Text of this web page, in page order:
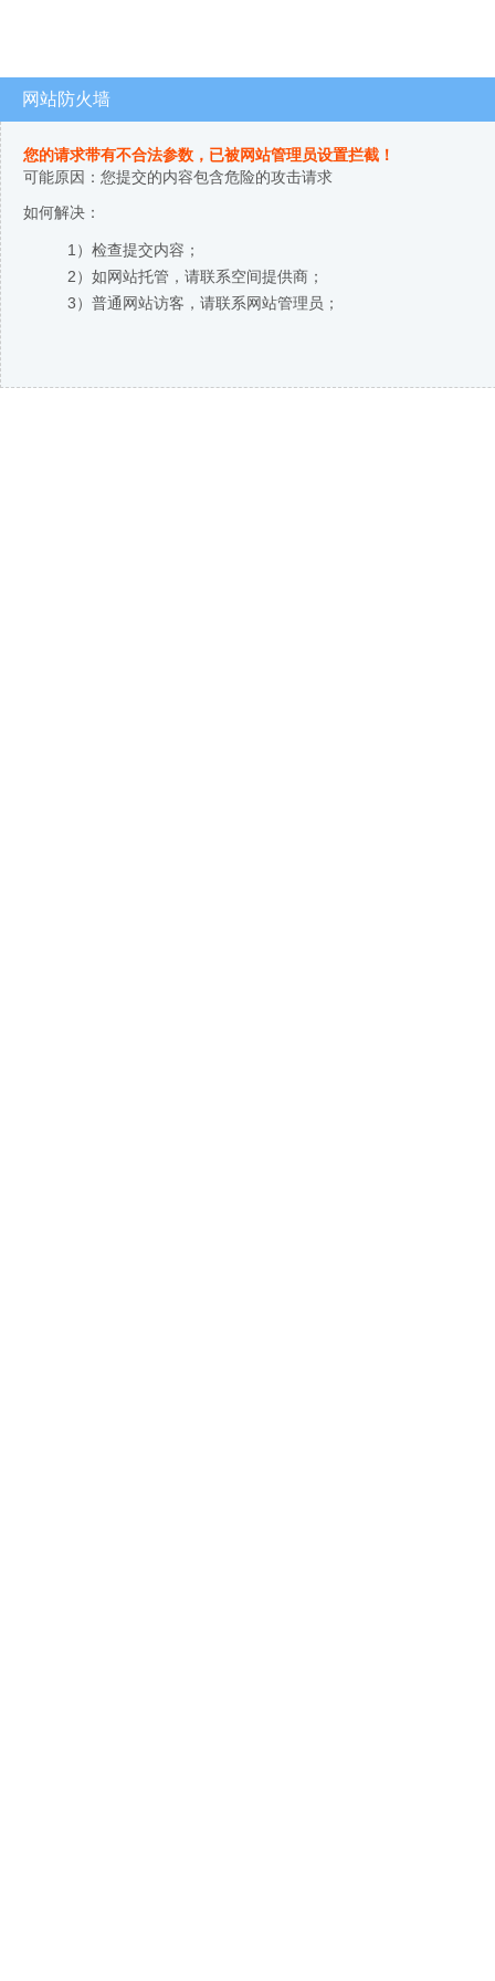
网站防火墙
您的请求带有不合法参数，已被网站管理员设置拦截！
可能原因：您提交的内容包含危险的攻击请求
如何解决：
1）检查提交内容；
2）如网站托管，请联系空间提供商；
3）普通网站访客，请联系网站管理员；